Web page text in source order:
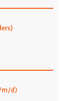
m/d)